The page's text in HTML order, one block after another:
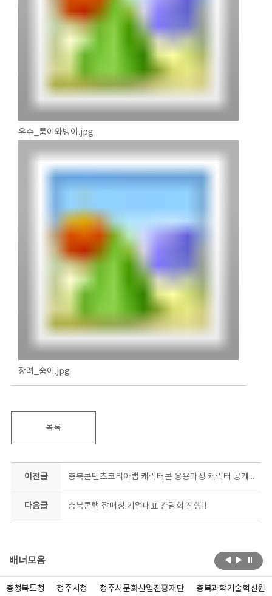
우수_룸이와뱅이.jpg
장려_숨이.jpg
목록
이전글 충북콘텐츠코리아랩 캐릭터콘 응용과정 캐릭터 공개-구찌와 몽나, 곰곰즈
다음글 충북콘랩 잡매칭 기업대표 간담회 진행!!
배너모음
충청북도청 청주시청 청주시문화산업진흥재단 충북과학기술혁신원